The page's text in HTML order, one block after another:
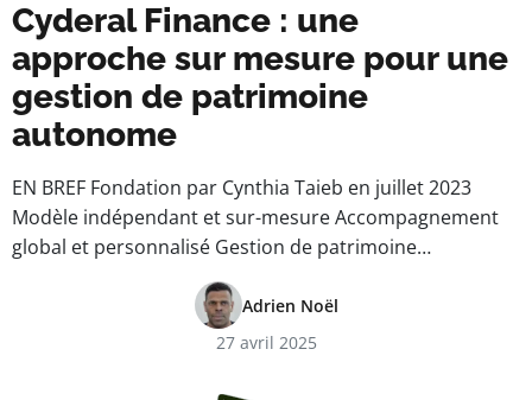
Cyderal Finance : une
approche sur mesure pour une
gestion de patrimoine
autonome
EN BREF Fondation par Cynthia Taieb en juillet 2023
Modèle indépendant et sur-mesure Accompagnement
global et personnalisé Gestion de patrimoine…
Adrien Noël
27 avril 2025